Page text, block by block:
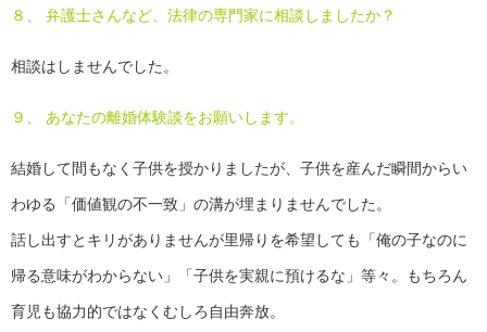
８、 弁護士さんなど、法律の専門家に相談しましたか？
相談はしませんでした。
９、 あなたの離婚体験談をお願いします。
結婚して間もなく子供を授かりましたが、子供を産んだ瞬間からい
わゆる「価値観の不一致」の溝が埋まりませんでした。
話し出すとキリがありませんが里帰りを希望しても「俺の子なのに
帰る意味がわからない」「子供を実親に預けるな」等々。もちろん
育児も協力的ではなくむしろ自由奔放。